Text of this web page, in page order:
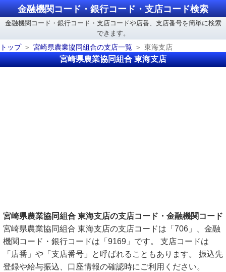
金融機関コード・銀行コード・支店コード検索
金融機関コード・銀行コード・支店コードや店番、支店番号を簡単に検索
できます。
トップ
宮崎県農業協同組合の支店一覧 東海支店
宮崎県農業協同組合 東海支店
宮崎県農業協同組合 東海支店の支店コード・金融機関コード
宮崎県農業協同組合 東海支店の支店コードは「706」、金融
機関コード・銀行コードは「9169」です。 支店コードは
「店番」や「支店番号」と呼ばれることもあります。 振込先
登録や給与振込、口座情報の確認時にご利用ください。